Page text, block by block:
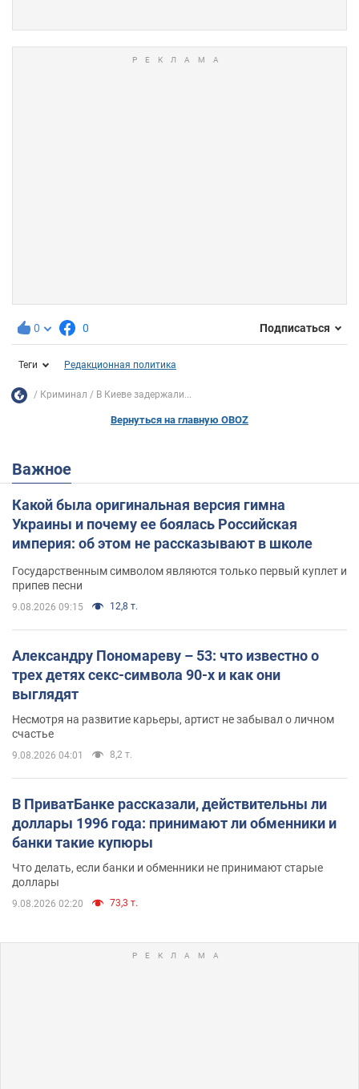
0 0 Подписаться
Теги Редакционная политика
Криминал В Киеве задержали...
Вернуться на главную OBOZ
Важное
Какой была оригинальная версия гимна
Украины и почему ее боялась Российская
империя: об этом не рассказывают в школе
Государственным символом являются только первый куплет и
припев песни
9.08.2026 09:15 12,8 т.
Александру Пономареву – 53: что известно о
трех детях секс-символа 90-х и как они
выглядят
Несмотря на развитие карьеры, артист не забывал о личном
счастье
9.08.2026 04:01 8,2 т.
В ПриватБанке рассказали, действительны ли
доллары 1996 года: принимают ли обменники и
банки такие купюры
Что делать, если банки и обменники не принимают старые
доллары
9.08.2026 02:20 73,3 т.